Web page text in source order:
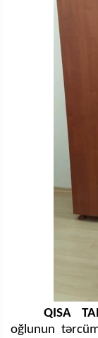
QISA
oğlunun